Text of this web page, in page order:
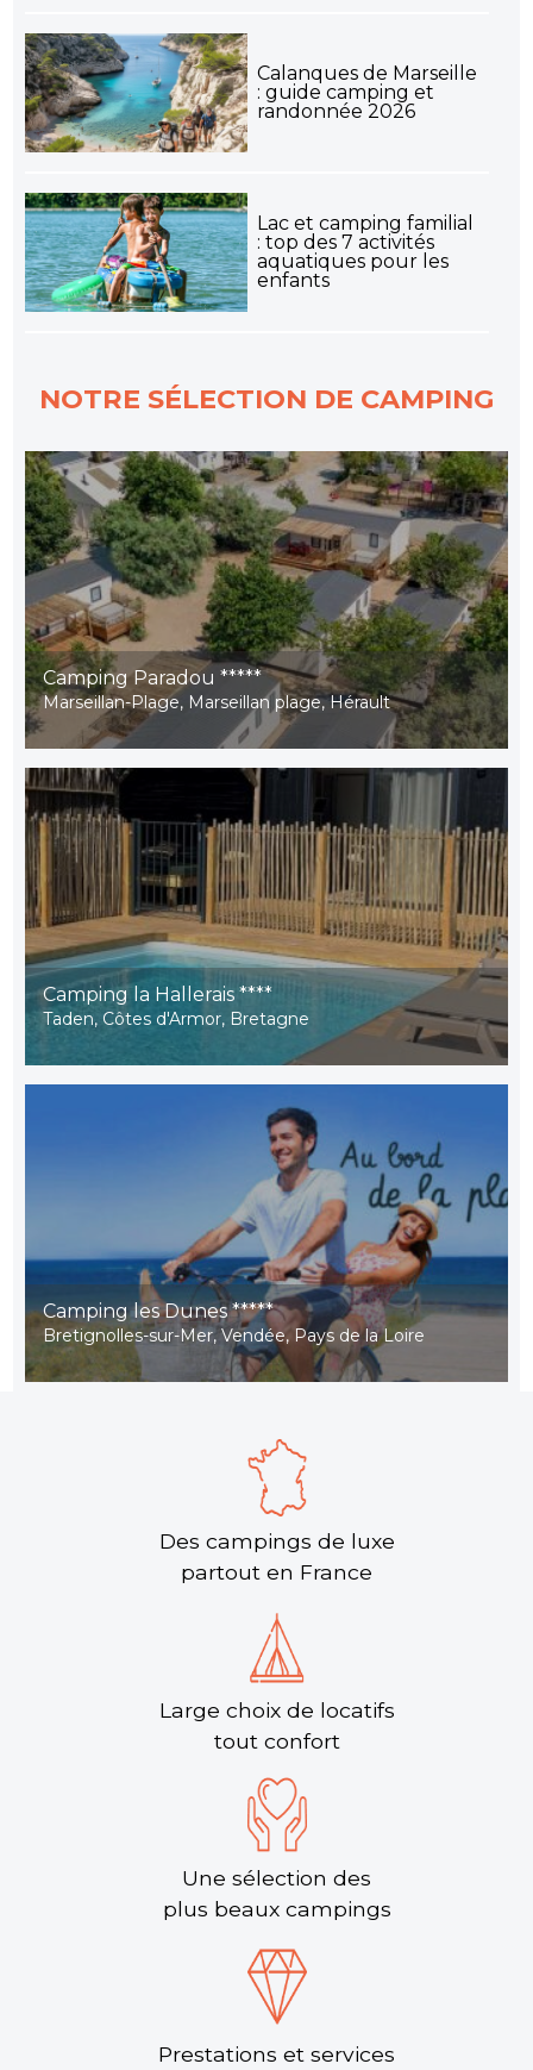
Calanques de Marseille
: guide camping et
randonnée 2026
Lac et camping familial
: top des 7 activités
aquatiques pour les
enfants
NOTRE SÉLECTION DE CAMPING
Camping Paradou *****
Marseillan-Plage, Marseillan plage, Hérault
Camping la Hallerais ****
Taden, Côtes d'Armor, Bretagne
Camping les Dunes *****
Bretignolles-sur-Mer, Vendée, Pays de la Loire
Des campings de luxe
partout en France
Large choix de locatifs
tout confort
Une sélection des
plus beaux campings
Prestations et services